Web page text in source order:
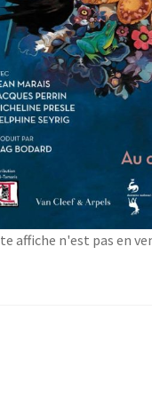
affiche n'est pas en